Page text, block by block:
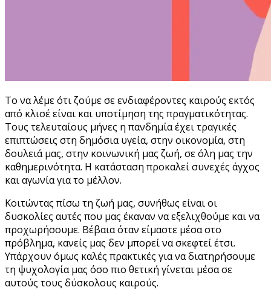
Το να λέμε ότι ζούμε σε ενδιαφέροντες καιρούς εκτός
από κλισέ είναι και υποτίμηση της πραγματικότητας.
Τους τελευταίους μήνες η πανδημία έχει τραγικές
επιπτώσεις στη δημόσια υγεία, στην οικονομία, στη
δουλειά μας, στην κοινωνική μας ζωή, σε όλη μας την
καθημερινότητα. Η κατάσταση προκαλεί συνεχές άγχος
και αγωνία για το μέλλον.
Κοιτώντας πίσω τη ζωή μας, συνήθως είναι οι
δυσκολίες αυτές που μας έκαναν να εξελιχθούμε και να
προχωρήσουμε. Βέβαια όταν είμαστε μέσα στο
πρόβλημα, κανείς μας δεν μπορεί να σκεφτεί έτσι.
Υπάρχουν όμως καλές πρακτικές για να διατηρήσουμε
τη ψυχολογία μας όσο πιο θετική γίνεται μέσα σε
αυτούς τους δύσκολους καιρούς.